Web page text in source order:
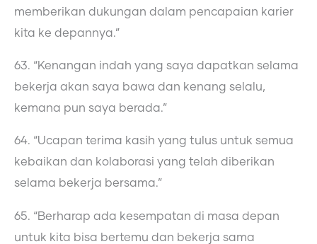
memberikan dukungan dalam pencapaian karier
kita ke depannya.”
63. “Kenangan indah yang saya dapatkan selama
bekerja akan saya bawa dan kenang selalu,
kemana pun saya berada.”
64. “Ucapan terima kasih yang tulus untuk semua
kebaikan dan kolaborasi yang telah diberikan
selama bekerja bersama.”
65. “Berharap ada kesempatan di masa depan
untuk kita bisa bertemu dan bekerja sama